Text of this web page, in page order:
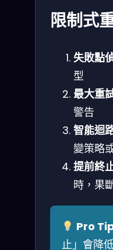
限制式
失敗點
型
最大重
警告
智能迴
變策略
提前終
時，果
Pro
止」會降